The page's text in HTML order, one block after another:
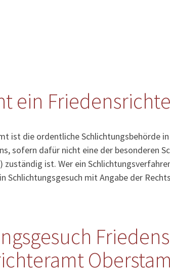
ein
ist die ordentliche Schlichtungsbehörde
sofern dafür nicht eine der besonderen
zuständig ist. Wer ein
Schlichtungsgesuch mit Angabe der